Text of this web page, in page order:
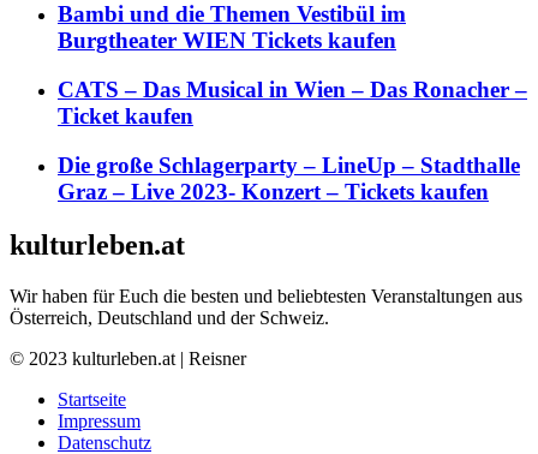
Bambi und die Themen Vestibül im
Burgtheater WIEN Tickets kaufen
CATS – Das Musical in Wien – Das Ronacher –
Ticket kaufen
Die große Schlagerparty – LineUp – Stadthalle
Graz – Live 2023- Konzert – Tickets kaufen
kulturleben.at
Wir haben für Euch die besten und beliebtesten Veranstaltungen aus
Österreich, Deutschland und der Schweiz.
© 2023 kulturleben.at | Reisner
Startseite
Impressum
Datenschutz